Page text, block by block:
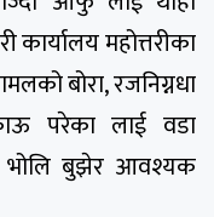
कार्यालय महोत्तरीका
बोरा, रजनिग्नधा
परेका लाई वडा
भोलि बुझेर आवश्यक